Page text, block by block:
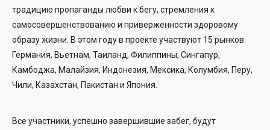
традицию пропаганды любви к бегу, стремления к
самосовершенствованию и приверженности здоровому
образу жизни. В этом году в проекте участвуют 15 рынков:
Германия, Вьетнам, Таиланд, Филиппины, Сингапур,
Камбоджа, Малайзия, Индонезия, Мексика, Колумбия, Перу,
Чили, Казахстан, Пакистан и Япония.
Все участники, успешно завершившие забег, будут